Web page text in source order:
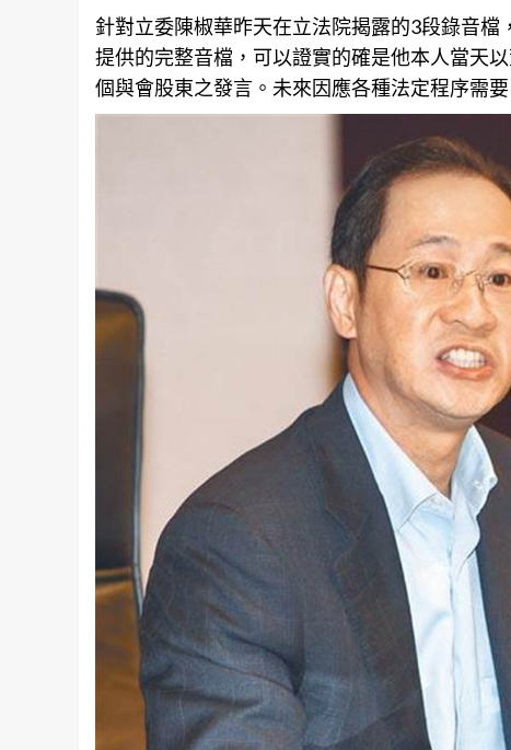
針對立委陳椒華昨天在立法院揭露的3段錄音
提供的完整音檔，可以證實的確是他本人當天
個與會股東之發言。未來因應各種法定程序需